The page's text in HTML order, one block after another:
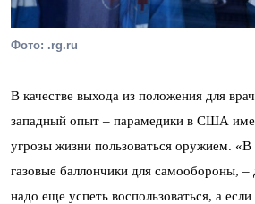
Фото: .rg.ru
В качестве выхода из положения для
западный опыт – парамедики в США
угрозы жизни пользоваться оружием. «В
газовые баллончики для самообороны, –
надо еще успеть воспользоваться, а